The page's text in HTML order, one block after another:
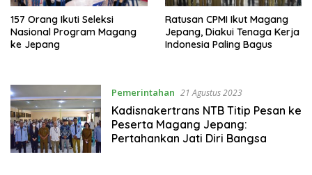
157 Orang Ikuti Seleksi
Nasional Program Magang
ke Jepang
Ratusan CPMI Ikut Magang
Jepang, Diakui Tenaga Kerja
Indonesia Paling Bagus
Pemerintahan 21 Agustus 2023
Kadisnakertrans NTB Titip Pesan ke
Peserta Magang Jepang:
Pertahankan Jati Diri Bangsa